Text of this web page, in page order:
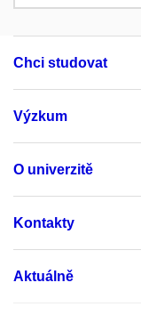
Chci studovat
Výzkum
O univerzitě
Kontakty
Aktuálně